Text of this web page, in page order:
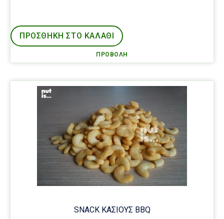
ΠΡΟΒΟΛΉ
ΠΡΟΣΘΉΚΗ ΣΤΟ ΚΑΛΑΘΙ
SNACK ΚΑΣΙΟΥΣ BBQ